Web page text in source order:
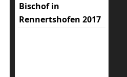
Bischof in
Rennertshofen 2017